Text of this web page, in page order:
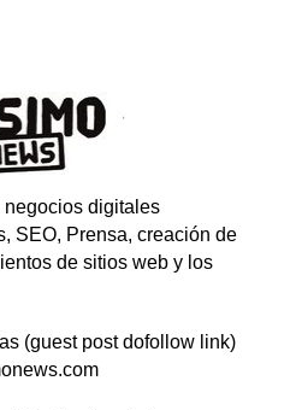
negocios digitales
SEO, Prensa, creación de
de sitios web y los
(guest post dofollow link)